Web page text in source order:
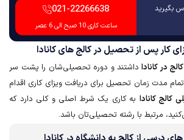
بگیرید
021-22266638
ساعت کاری 10 صبح الی 6 عصر
کار پس از تحصیل در کالج های کانادا
در کانادا داشتند و دوره تحصیلی‌شان را پشت سر
مدت زمان تحصیل برای دریافت ویزای کاری اقدام
کالج کانادا به کاری یک شرط اصلی و کلی دارد که
مرتبط با رشته تحصیلی‌تان باشد.